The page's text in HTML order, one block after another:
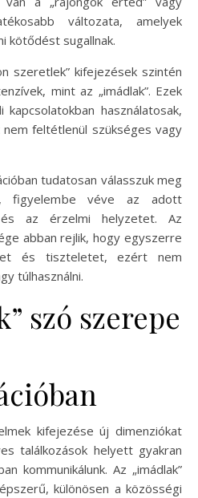
változata, amelyek
kötődést sugallnak.
szeretlek” kifejezések szintén
mint az „imádlak”. Ezek
használatosak,
feltétlenül szükséges vagy
tudatosan válasszuk meg
figyelembe véve az adott
az érzelmi helyzetet. Az
abban rejlik, hogy egyszerre
és tiszteletet, ezért nem
túlhasználni.
szó szerepe
kifejezése új dimenziókat
találkozások helyett gyakran
kommunikálunk. Az „imádlak”
különösen a közösségi